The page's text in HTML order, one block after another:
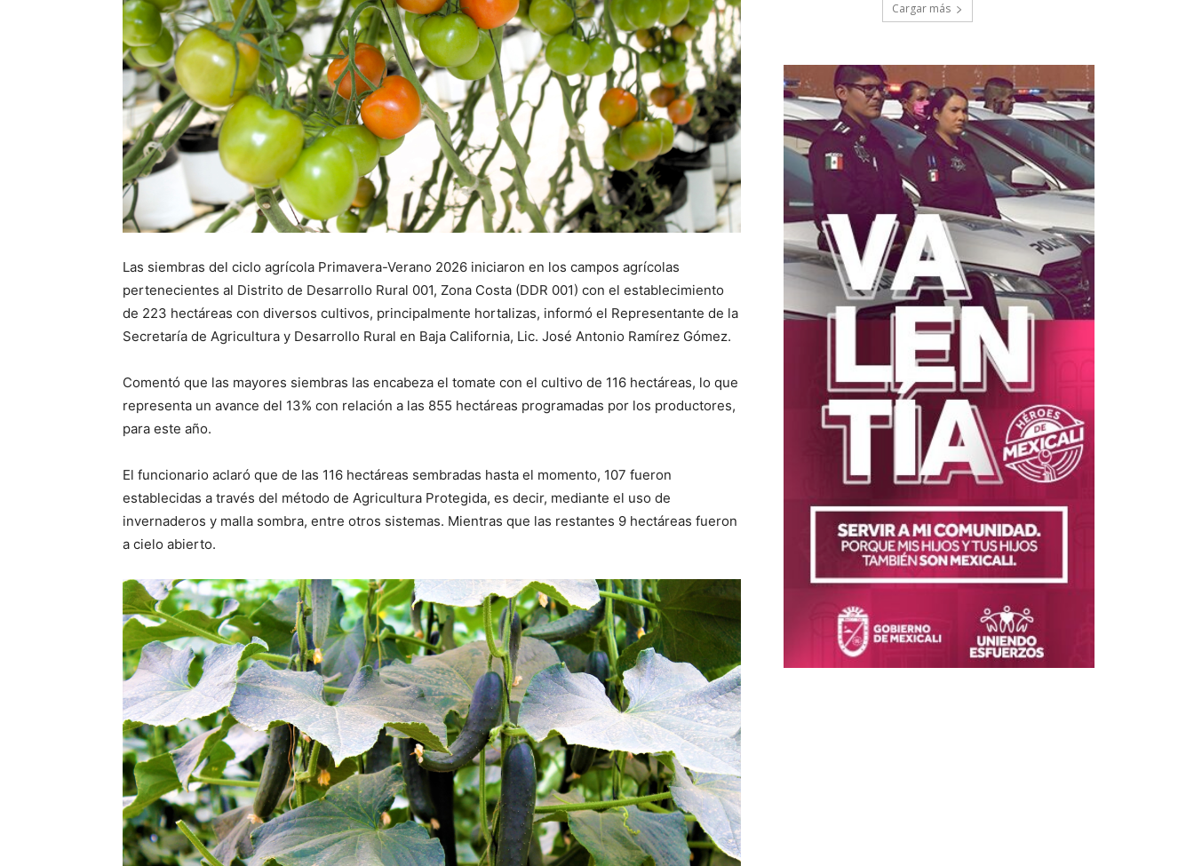
Las siembras del ciclo agrícola Primavera-Verano 2026 iniciaron en los campos agrícolas
pertenecientes al Distrito de Desarrollo Rural 001, Zona Costa (DDR 001) con el establecimiento
de 223 hectáreas con diversos cultivos, principalmente hortalizas, informó el Representante de la
Secretaría de Agricultura y Desarrollo Rural en Baja California, Lic. José Antonio Ramírez Gómez.
Comentó que las mayores siembras las encabeza el tomate con el cultivo de 116 hectáreas, lo que
representa un avance del 13% con relación a las 855 hectáreas programadas por los productores,
para este año.
El funcionario aclaró que de las 116 hectáreas sembradas hasta el momento, 107 fueron
establecidas a través del método de Agricultura Protegida, es decir, mediante el uso de
invernaderos y malla sombra, entre otros sistemas. Mientras que las restantes 9 hectáreas fueron
a cielo abierto.
Cargar más